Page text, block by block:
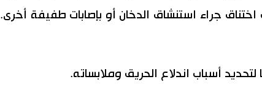
جراء استنشاق الدخان أو بإصابات طفيفة أخرى.
أسباب اندلاع الحريق وملابساته.